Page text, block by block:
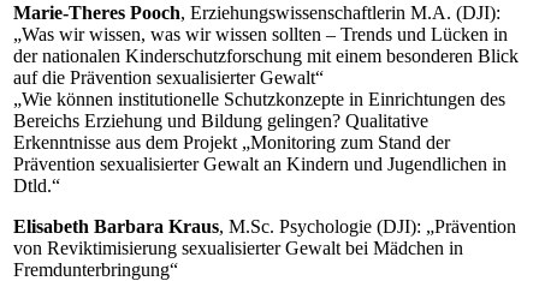
Marie-Theres Pooch, Erziehungswissenschaftlerin M.A. (DJI):
„Was wir wissen, was wir wissen sollten – Trends und Lücken in
der nationalen Kinderschutzforschung mit einem besonderen Blick
auf die Prävention sexualisierter Gewalt“
„Wie können institutionelle Schutzkonzepte in Einrichtungen des
Bereichs Erziehung und Bildung gelingen? Qualitative
Erkenntnisse aus dem Projekt „Monitoring zum Stand der
Prävention sexualisierter Gewalt an Kindern und Jugendlichen in
Dtld.“
Elisabeth Barbara Kraus, M.Sc. Psychologie (DJI): „Prävention
von Reviktimisierung sexualisierter Gewalt bei Mädchen in
Fremdunterbringung“